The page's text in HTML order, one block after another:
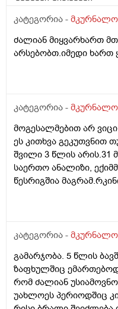
კატეგორია -
ძალიან მიყვარხართ
არსებობთ.იმედი ხართ
კატეგორია -
მოგესალმებით არ
ეს კითხვა გეკუთვნით
შვილი 3 წლის არის.31
საერთო ანალიზი,
წესრიგშია
გამოგვიშვა.ბავშვმა
მაისი, ჩავამთავრეთ
გასული და ბავშვი
უმადობა,
აქვს და მუხლთან და
ყავისფერი ვარდისფერი
კატეგორია -
გამარჯობა. 5 წლის
ზაფხულშიც
რომ ძალიან უსიამოვნო
უახლოეს პერიოდშიც